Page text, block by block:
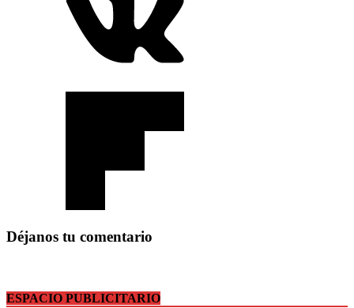
Déjanos tu comentario
ESPACIO PUBLICITARIO